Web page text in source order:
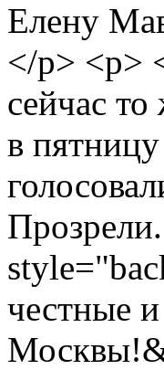
Елену
</p> <p>
сейчас
в
честные